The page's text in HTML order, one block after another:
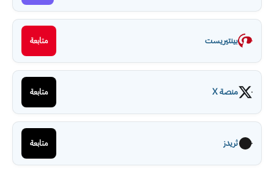
بينتيريست متابعة
منصة X متابعة
ثريدز متابعة